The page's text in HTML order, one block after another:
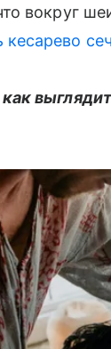
вокруг
кесарево
как